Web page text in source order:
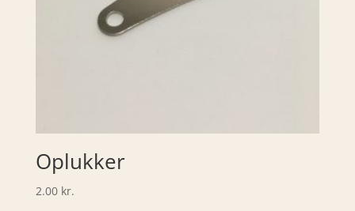
Oplukker
2.00 kr.